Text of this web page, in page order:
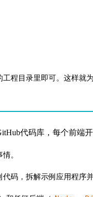
程目录里即可。这样就
。
码，拆解示例应用程序